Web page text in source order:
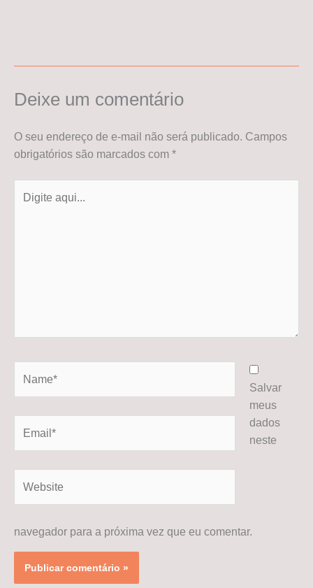
Deixe um comentário
O seu endereço de e-mail não será publicado. Campos
obrigatórios são marcados com *
aqui...
Salvar
meus
dados
neste
navegador para a próxima vez que eu comentar.